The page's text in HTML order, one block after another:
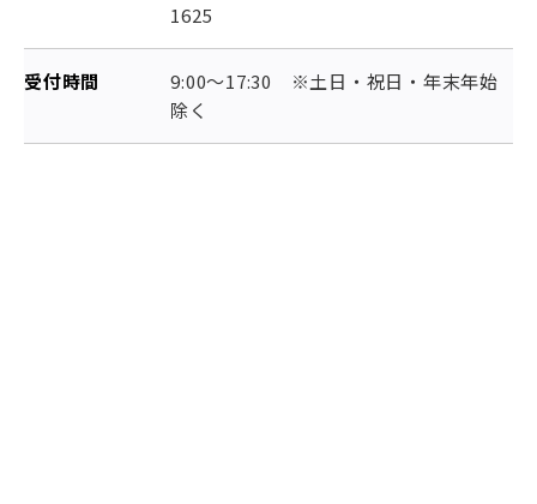
1625
受付時間
9:00～17:30 ※土日・祝日・年末年始
除く